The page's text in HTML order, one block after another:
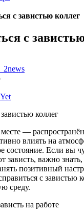
с завистью коллег
с
—
влиять на
состояние. Если вы
зависть, важно
позитивный
с завистью
среду.
на работе